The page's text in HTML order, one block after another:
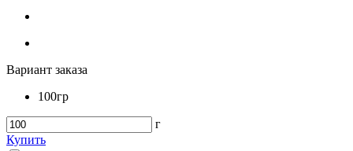
Вариант заказа
100гр
г
Купить